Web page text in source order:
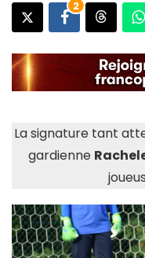
2
La signature tant
gardienne